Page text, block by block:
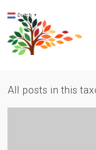
All posts in this
Dutch ▼